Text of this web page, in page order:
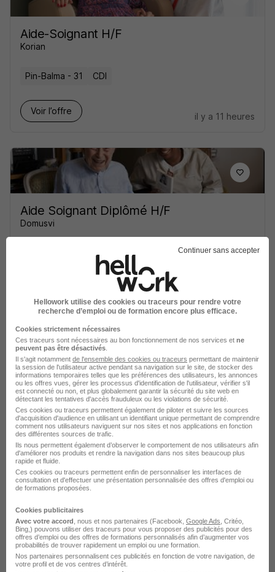
Aide-Soignant H/F
Korian
Pin-Balma - 31 CDI
Voir l’offre
il y a 11 heures
Aide Soignant Diplômé H/F
Domusvi
Saint-Yrieix-sur-Charente - 16
Adjoint·e de Direction en Alternance -
Charleville-Mézières 08 H/F
EMEIS
Charleville-Mézières - 08
Alternance
492,22 - 1 823,03 € / mois
Continuer sans accepter
Hellowork utilise des cookies ou traceurs pour rendre votre
recherche d’emploi ou de formation encore plus efficace.
Cookies strictement nécessaires
Ces traceurs sont nécessaires au bon fonctionnement de nos services et ne
peuvent pas être désactivés
Il s'agit notamment de l'ensemble des cookies ou traceurs permettant de maintenir
la session de l'utilisateur active pendant sa navigation sur le site, de stocker des
informations temporaires telles que les préférences des utilisateurs, les annonces
ou les offres vues, gérer les processus d'identification de l'utilisateur, vérifier s'il
est connecté ou non, et plus globalement garantir la sécurité du site web en
détectant les tentatives d'accès frauduleux ou les violations de sécurité.
Ces cookies ou traceurs permettent également de piloter et suivre les sources
d'acquisition d'audience en utilisant un identifiant unique permettant de comprendre
comment nos utilisateurs naviguent sur nos sites et nos applications en fonction
des différentes sources de trafic.
Ils nous permettent également d’observer le comportement de nos utilisateurs afin
d'améliorer nos produits et rendre la navigation dans nos sites beaucoup plus
rapide et fluide.
Ces cookies ou traceurs permettent enfin de personnaliser les interfaces de
consultation et d'effectuer une présentation personnalisée des offres d'emploi ou
de formations proposées.
Cookies publicitaires
Avec votre accord , nous et nos partenaires (Facebook, Google Ads , Critéo,
Bing,) pouvons utiliser des traceurs pour vous proposer des publicités pour des
offres d’emploi ou des offres de formations personnalisés afin d’augmenter vos
probabilités de trouver rapidement un emploi ou une formation.
Nos partenaires personnalisent ces publicités en fonction de votre navigation, de
votre profil et de vos centres d’intérêt.